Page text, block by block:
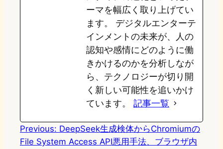
ーマを幅広く取り上げてい
ます。 デジタルエンターテ
インメントの未来が、人の
認知や感情にどのように働
きかけるのかを分析しなが
ら、テクノロジーが切り開
く新しい可能性を追いかけ
ています。 記事一覧
Previous: DeepSeek生成検体からChromiumの
File System Access API悪用手法、ブラウザ内